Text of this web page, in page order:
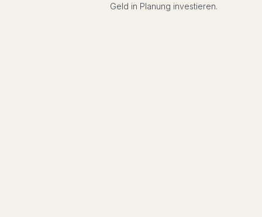
Geld in Planung investieren.